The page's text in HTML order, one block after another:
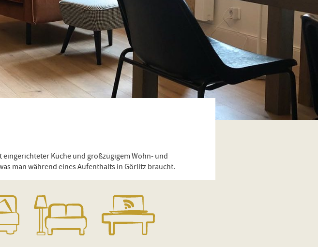
Küche und großzügigem Wohn- und
man während eines Aufenthalts in Görlitz braucht.